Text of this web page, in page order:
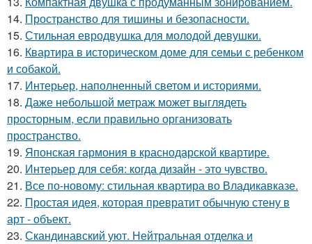
14. Пространство для тишины и безопасности.
15. Стильная евродвушка для молодой девушки.
16. Квартира в историческом доме для семьи с ребенком
и собакой.
17. Интерьер, наполненный светом и историями.
18. Даже небольшой метраж может выглядеть
просторным, если правильно организовать
пространство.
19. Японская гармония в краснодарской квартире.
20. Интерьер для себя: когда дизайн - это чувство.
21. Все по-новому: стильная квартира во Владикавказе.
22. Простая идея, которая превратит обычную стену в
арт - объект.
23. Скандинавский уют. Нейтральная отделка и